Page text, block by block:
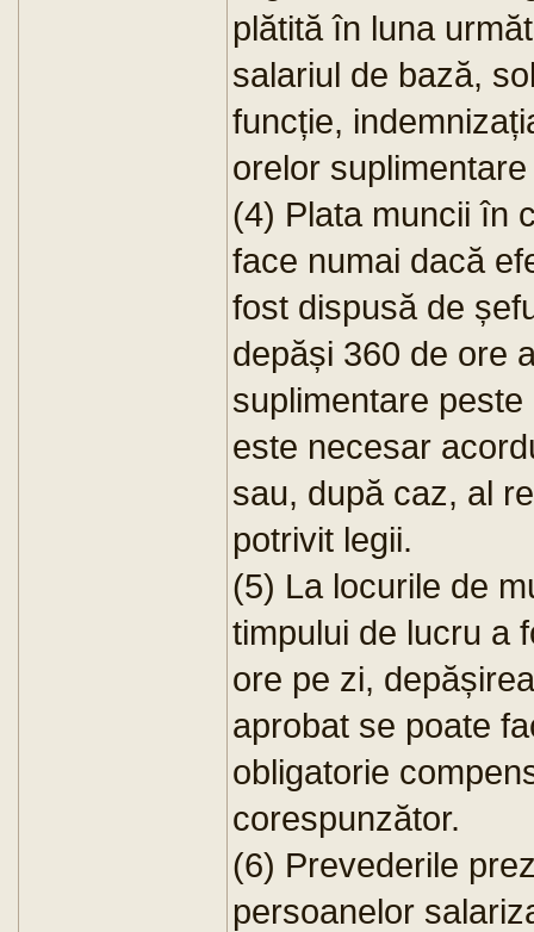
plătită în luna
salariul de bază,
funcție,
orelor
(4) Plata muncii în
face numai dacă
fost dispusă de
depăși 360 de ore
suplimentare
este necesar
sau, după caz, al
potrivit legii.
(5) La locurile de
timpului de lucru a
ore pe zi,
aprobat se poate
obligatorie
corespunzător.
(6) Prevederile
persoanelor